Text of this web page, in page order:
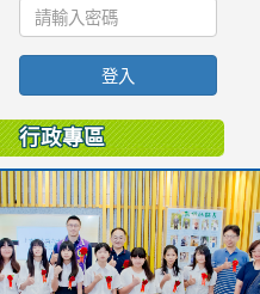
登入
行政專區